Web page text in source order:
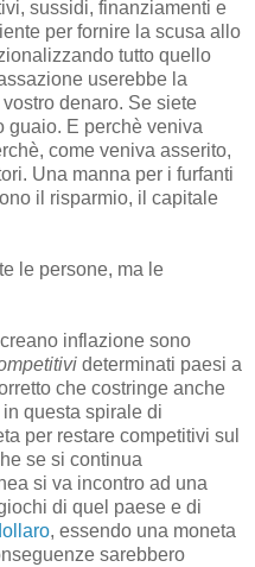
sussidi, finanziamenti e
per fornire la scusa allo
tutto quello
userebbe la
denaro. Se siete
guaio. E perchè veniva
come veniva asserito,
Una manna per i furfanti
il risparmio, il capitale
le persone, ma le
inflazione sono
determinati paesi a
che costringe anche
questa spirale di
per restare competitivi sul
se si continua
si va incontro ad una
di quel paese e di
, essendo una moneta
sarebbero